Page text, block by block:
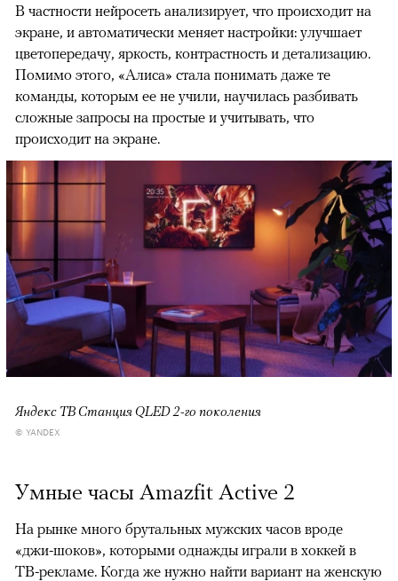
В частности нейросеть анализирует, что происходит на
экране, и автоматически меняет настройки: улучшает
цветопередачу, яркость, контрастность и детализацию.
Помимо этого, «Алиса» стала понимать даже те
команды, которым ее не учили, научилась разбивать
сложные запросы на простые и учитывать, что
происходит на экране.
Яндекс ТВ Станция QLED 2-го поколения
© YANDEX
Умные часы Amazfit Active 2
На рынке много брутальных мужских часов вроде
«джи-шоков», которыми однажды играли в хоккей в
ТВ-рекламе. Когда же нужно найти вариант на женскую